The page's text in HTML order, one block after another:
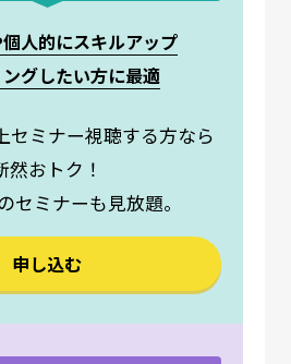
人的にスキルアップ
グしたい方に最適
セミナー視聴する方なら
然おトク！
セミナーも見放題。
申し込む